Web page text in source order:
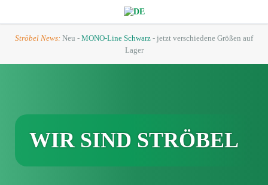
Ströbel News: Neu - MONO-Line Schwarz - jetzt verschiedene Größen auf
Lager
WIR SIND STRÖBEL